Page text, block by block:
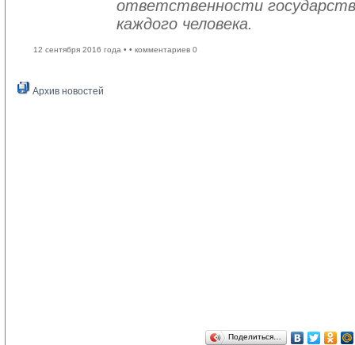
ответственности
каждого человека.
12 сентября 2016 года • • комментариев 0
Архив новостей
Поделиться…